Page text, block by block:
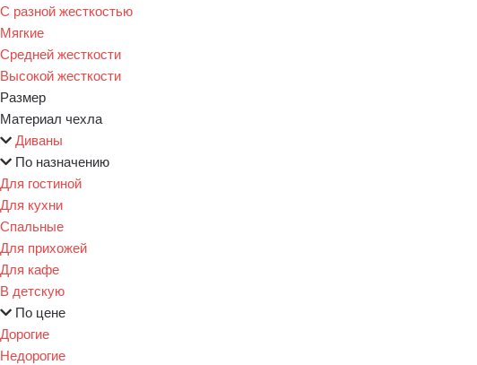
С разной жесткостью
Мягкие
Средней жесткости
Высокой жесткости
Размер
Материал чехла
Диваны
По назначению
Для гостиной
Для кухни
Спальные
Для прихожей
Для кафе
В детскую
По цене
Дорогие
Недорогие